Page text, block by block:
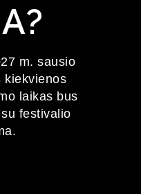
m. sausio
kiekvienos
laikas bus
festivalio